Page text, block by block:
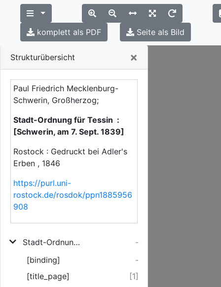
Strukturübersicht ×
Paul Friedrich Mecklenburg-
Schwerin, Großherzog;
Stadt-Ordnung für Tessin :
[Schwerin, am 7. Sept. 1839]
Rostock : Gedruckt bei Adler's
Erben , 1846
https://purl.uni-
rostock.de/rosdok/ppn1885956
908
Stadt-Ordnung für Tessin
-
[binding]
-
[title_page]
[1]
komplett als PDF Seite als Bild